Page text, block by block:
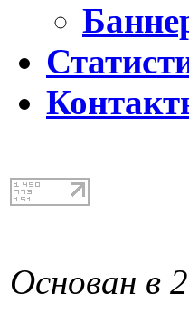
Основан в